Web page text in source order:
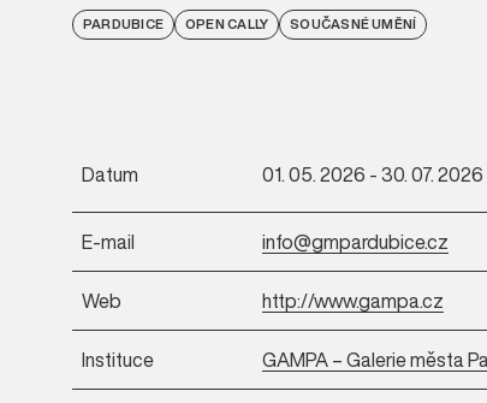
PARDUBICE OPEN CALLY SOUČASNÉ UMĚNÍ
Datum 01. 05. 2026 - 30. 07. 2026
E-mail info@gmpardubice.cz
Web http://www.gampa.cz
Instituce GAMPA – Galerie města